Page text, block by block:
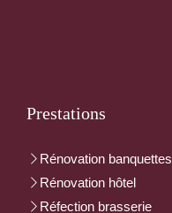
Prestations
Rénovation banquettes
Rénovation hôtel
Réfection brasserie